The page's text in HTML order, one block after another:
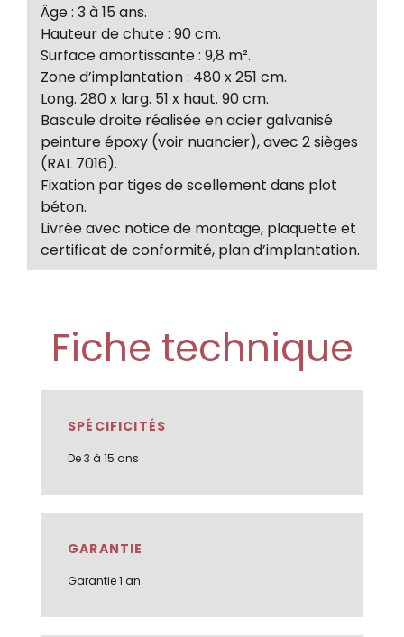
Âge : 3 à 15 ans.
Hauteur de chute : 90 cm.
Surface amortissante : 9,8 m².
Zone d’implantation : 480 x 251 cm.
Long. 280 x larg. 51 x haut. 90 cm.
Bascule droite réalisée en acier galvanisé
peinture époxy (voir nuancier), avec 2 sièges
(RAL 7016).
Fixation par tiges de scellement dans plot
béton.
Livrée avec notice de montage, plaquette et
certificat de conformité, plan d’implantation.
Fiche technique
SPÉCIFICITÉS
De 3 à 15 ans
GARANTIE
Garantie 1 an